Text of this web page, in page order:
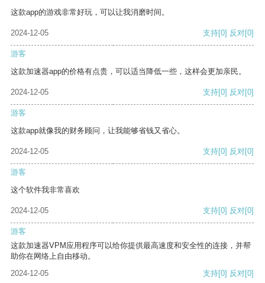
这款app的游戏非常好玩，可以让我消磨时间。
2024-12-05 支持[0] 反对[0]
游客
这款加速器app的价格有点贵，可以适当降低一些，这样会更加亲民。
2024-12-05 支持[0] 反对[0]
游客
这款app就像我的财务顾问，让我能够省钱又省心。
2024-12-05 支持[0] 反对[0]
游客
这个软件我非常喜欢
2024-12-05 支持[0] 反对[0]
游客
这款加速器VPM应用程序可以给你提供最高速度和安全性的连接，并帮
助你在网络上自由移动。
2024-12-05
支持[0] 反对[0]